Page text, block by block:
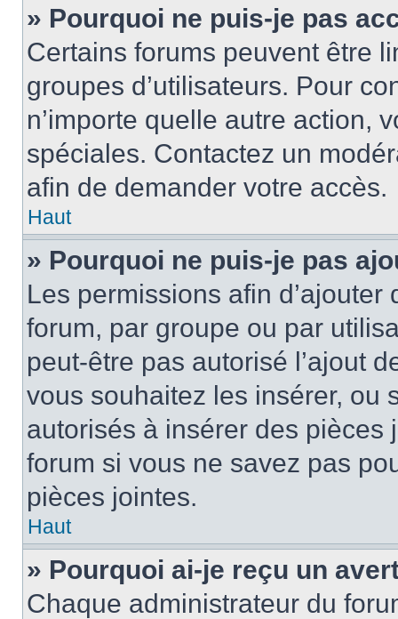
» Pourquoi ne puis-je pas
Certains forums peuvent être
groupes d’utilisateurs. Pour
n’importe quelle autre action,
spéciales. Contactez un
afin de demander votre accès.
Haut
» Pourquoi ne puis-je pas
Les permissions afin
forum, par groupe ou par
peut-être pas autorisé l’ajout
vous souhaitez les insérer, ou
autorisés à insérer des pièces
forum si vous ne savez pas
pièces jointes.
Haut
» Pourquoi ai-je reçu un
Chaque administrateur du